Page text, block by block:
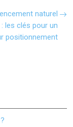
naturel
: les clés pour un
positionnement